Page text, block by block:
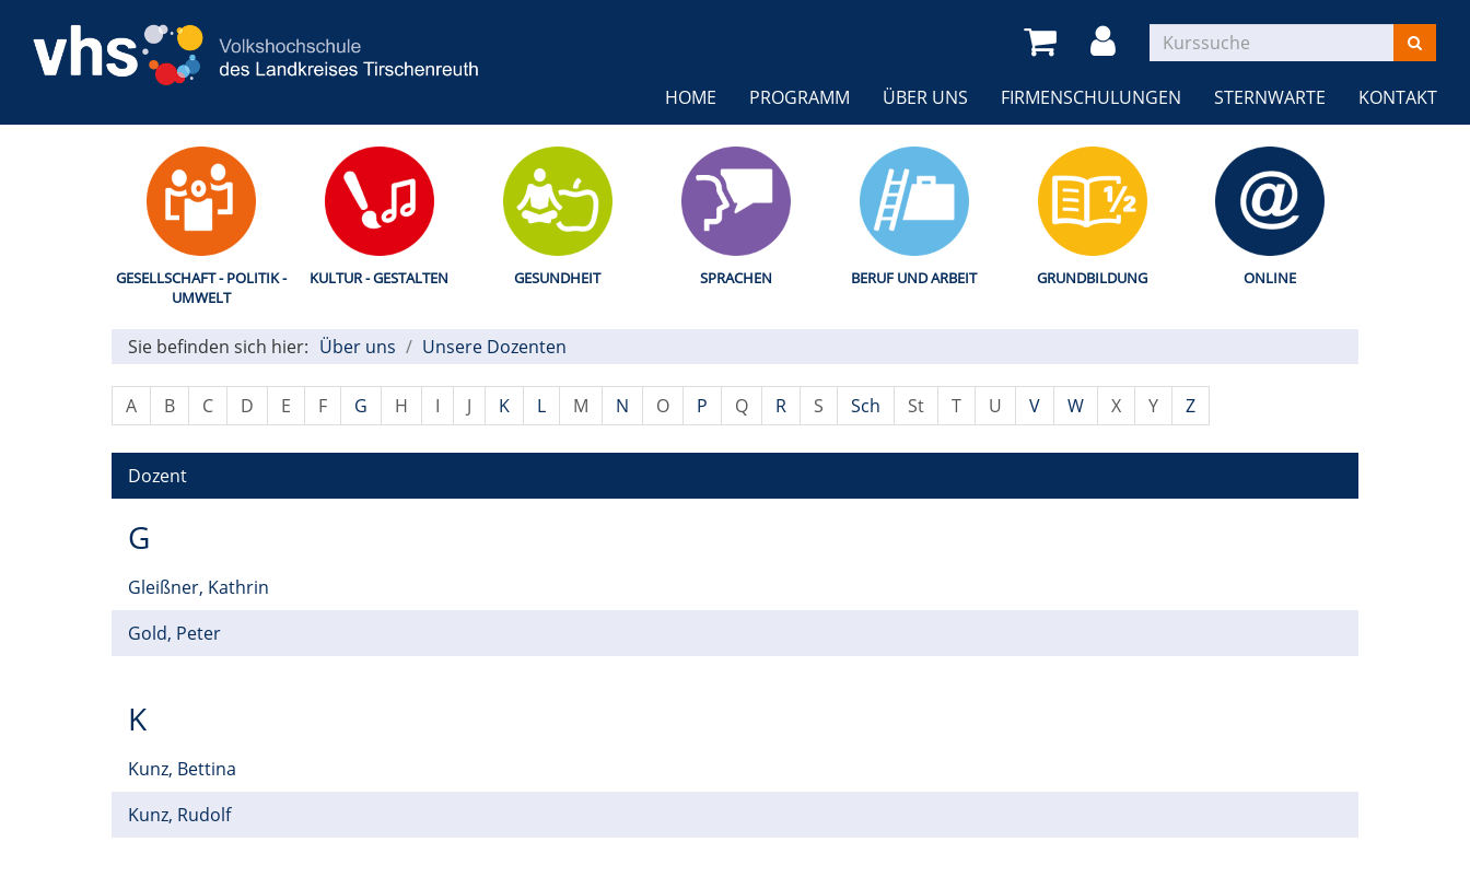
HOME PROGRAMM ÜBER UNS FIRMENSCHULUNGEN STERNWARTE KONTAKT
GESELLSCHAFT - POLITIK -
UMWELT
KULTUR - GESTALTEN GESUNDHEIT SPRACHEN BERUF UND ARBEIT GRUNDBILDUNG ONLINE
Sie befinden sich hier: Über uns Unsere Dozenten
A B C D E F G H I J K L M N O P Q R S Sch St T U V W X Y Z
Dozent
G
Gleißner, Kathrin
Gold, Peter
K
Kunz, Bettina
Kunz, Rudolf